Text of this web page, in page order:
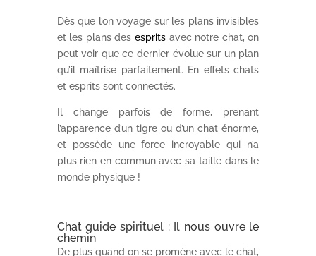
Dès que l’on voyage sur les plans invisibles
et les plans des esprits avec notre chat, on
peut voir que ce dernier évolue sur un plan
qu’il maîtrise parfaitement. En effets chats
et esprits sont connectés.
Il change parfois de forme, prenant
l’apparence d’un tigre ou d’un chat énorme,
et possède une force incroyable qui n’a
plus rien en commun avec sa taille dans le
monde physique !
Chat guide spirituel : Il nous ouvre le
chemin
De plus quand on se promène avec le chat,